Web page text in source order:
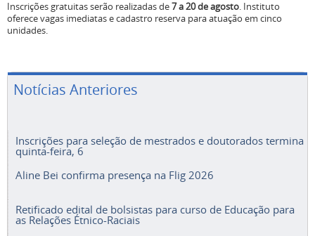
Inscrições gratuitas serão realizadas de7 a 20 de agosto. Instituto
oferece vagas imediatas e cadastro reserva para atuação em cinco
unidades.
Notícias Anteriores
Inscrições para seleção de mestrados e doutorados termina
quinta-feira, 6
Aline Bei confirma presença na Flig 2026
Retificado edital de bolsistas para curso de Educação para
as Relações Étnico-Raciais